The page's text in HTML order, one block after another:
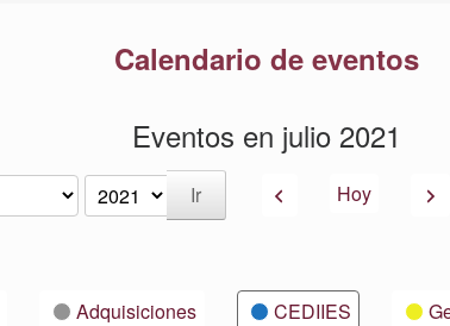
Calendario de eventos
Eventos en julio 2021
AnteriorHoy
Adquisiciones CEDIIES